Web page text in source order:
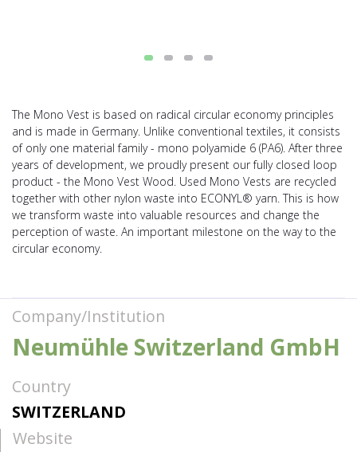
The Mono Vest is based on radical circular economy principles
and is made in Germany. Unlike conventional textiles, it consists
of only one material family - mono polyamide 6 (PA6). After three
years of development, we proudly present our fully closed loop
product - the Mono Vest Wood. Used Mono Vests are recycled
together with other nylon waste into ECONYL® yarn. This is how
we transform waste into valuable resources and change the
perception of waste. An important milestone on the way to the
circular economy.
Company/Institution
Neumühle Switzerland GmbH
Country
SWITZERLAND
Website